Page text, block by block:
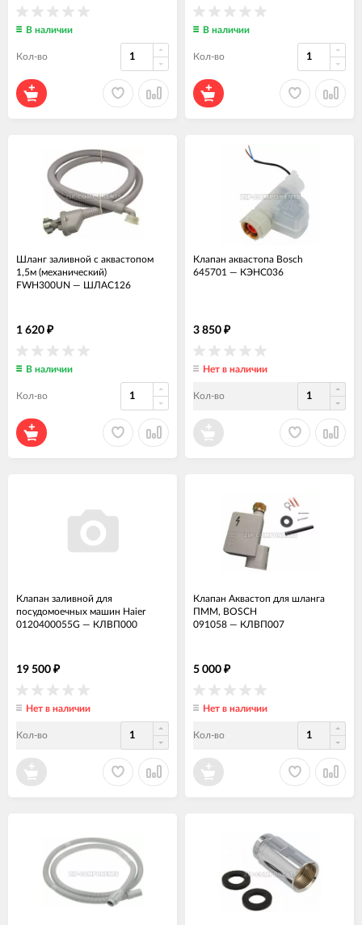
В наличии
Кол-во
В наличии
Кол-во
Шланг заливной с аквастопом
1,5м (механический)
FWH300UN — ШЛАС126
1 620 ₽
В наличии
Кол-во
Клапан аквастопа Bosch
645701 — КЭНС036
3 850 ₽
Нет в наличии
Кол-во
Клапан заливной для
посудомоечных машин Haier
0120400055G — КЛВП000
19 500 ₽
Нет в наличии
Кол-во
Клапан Аквастоп для шланга
ПММ, BOSCH
091058 — КЛВП007
5 000 ₽
Нет в наличии
Кол-во